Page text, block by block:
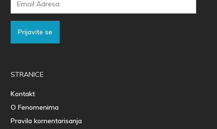
Prijavite se
STRANICE
Kontakt
O Fenomenima
Pravila komentarisanja